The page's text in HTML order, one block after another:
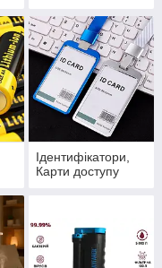
Ідентифікатори,
Карти доступу